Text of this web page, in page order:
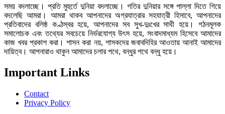
সময় বদলাচ্ছে। প্রতি মুহুর্তে দুনিয়া বদলাচ্ছে। গতির দুনিয়ার সঙ্গে পাল্লা দিতে গিয়ে
বদলেছি আমরা। আমরা থাকব আপনাদের অগ্রযাত্রার সহযাত্রী হিসাবে, আপনাদের
প্রতিবাদের বলিষ্ঠ কণ্ঠস্বর হয়ে, আপনাদের সব সুখ-দুঃখের সাথী হয়ে। গঠনমূলক
সমালোচক এবং তথ্যের সবচেয়ে নির্ভরযোগ্য উ‍ৎস হয়ে, সংবাদমাধ্যম হিসেবে আমাদের
কাজ খবর প্রকাশ করা। শাসন করা নয়, শাসকদের জবাবদিহির আওতায় আনাই আমাদের
দায়িত্ব। আপনারাও থাকুন আমাদের চলার পথে, বন্ধুর পথে বন্ধু হয়ে।
Important Links
Contact
Privacy Policy